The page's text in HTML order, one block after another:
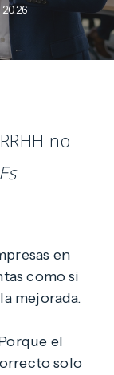
2026
no
Es
en
como si
mejorada.
el
solo